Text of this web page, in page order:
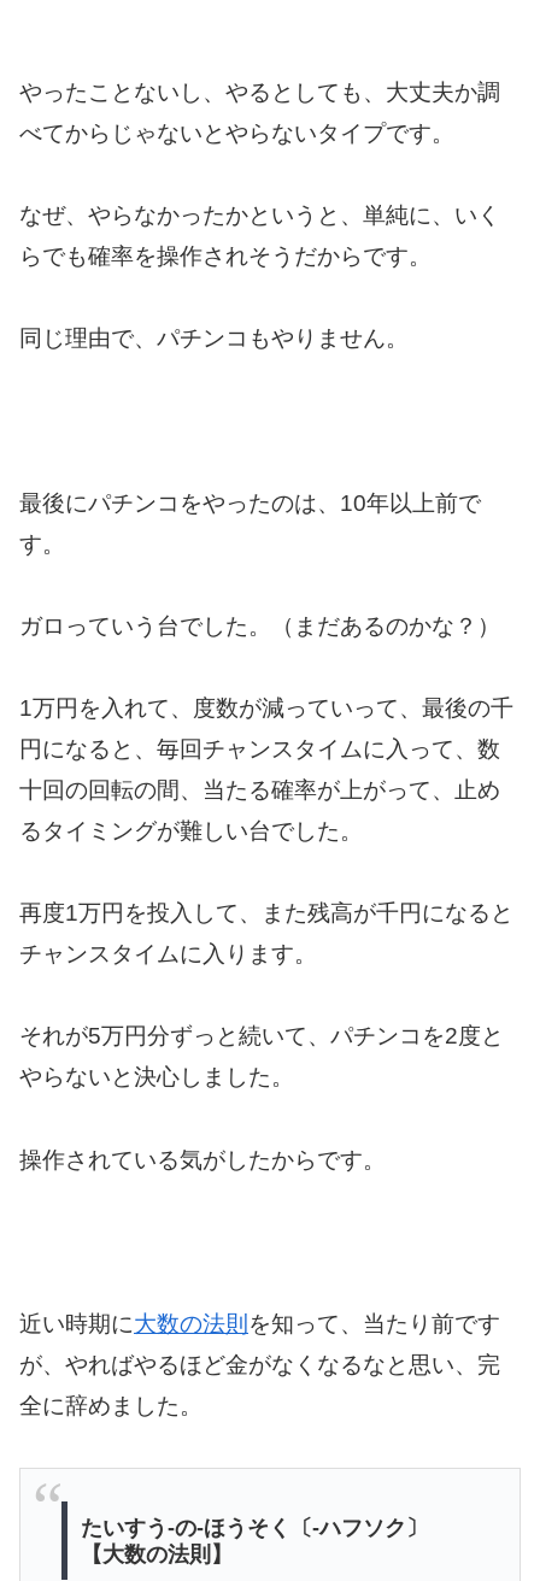
やったことないし、やるとしても、大丈夫か調
べてからじゃないとやらないタイプです。
なぜ、やらなかったかというと、単純に、いく
らでも確率を操作されそうだからです。
同じ理由で、パチンコもやりません。
最後にパチンコをやったのは、10年以上前で
す。
ガロっていう台でした。（まだあるのかな？）
1万円を入れて、度数が減っていって、最後の千
円になると、毎回チャンスタイムに入って、数
十回の回転の間、当たる確率が上がって、止め
るタイミングが難しい台でした。
再度1万円を投入して、また残高が千円になると
チャンスタイムに入ります。
それが5万円分ずっと続いて、パチンコを2度と
やらないと決心しました。
操作されている気がしたからです。
近い時期に大数の法則 を知って、当たり前です
が、やればやるほど金がなくなるなと思い、完
全に辞めました。
たいすう‐の‐ほうそく〔‐ハフソク〕
【大数の法則】